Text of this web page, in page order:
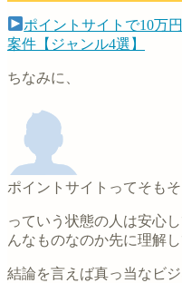
ポイントサイトで10万
案件【ジャンル4選】
ちなみに、
ポイントサイトってそも
っていう状態の人は安心
んなものなのか先に理解
結論を言えば真っ当なビ